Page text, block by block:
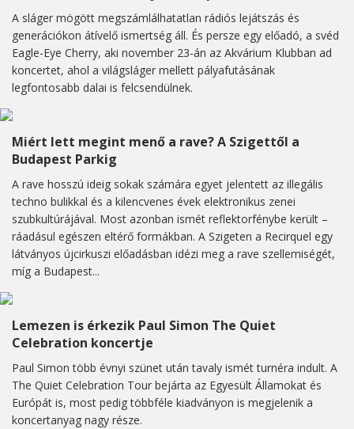
A sláger mögött megszámlálhatatlan rádiós lejátszás és
generációkon átívelő ismertség áll. És persze egy előadó, a svéd
Eagle-Eye Cherry, aki november 23-án az Akvárium Klubban ad
koncertet, ahol a világsláger mellett pályafutásának
legfontosabb dalai is felcsendülnek.
Miért lett megint menő a rave? A Szigettől a
Budapest Parkig
A rave hosszú ideig sokak számára egyet jelentett az illegális
techno bulikkal és a kilencvenes évek elektronikus zenei
szubkultúrájával. Most azonban ismét reflektorfénybe került –
ráadásul egészen eltérő formákban. A Szigeten a Recirquel egy
látványos újcirkuszi előadásban idézi meg a rave szellemiségét,
míg a Budapest...
Lemezen is érkezik Paul Simon The Quiet
Celebration koncertje
Paul Simon több évnyi szünet után tavaly ismét turnéra indult. A
The Quiet Celebration Tour bejárta az Egyesült Államokat és
Európát is, most pedig többféle kiadványon is megjelenik a
koncertanyag nagy része.